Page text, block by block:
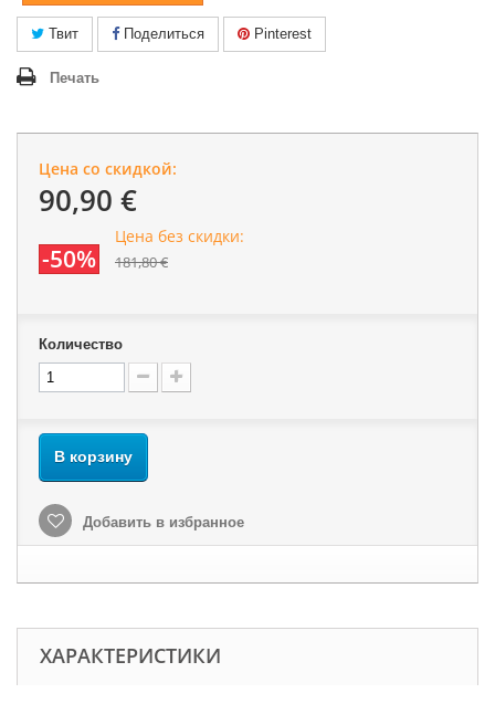
Твит Поделиться Pinterest
Печать
Цена со скидкой:
90,90 €
-50%
Цена без скидки:
181,80 €
Количество
В корзину
Добавить в избранное
ХАРАКТЕРИСТИКИ